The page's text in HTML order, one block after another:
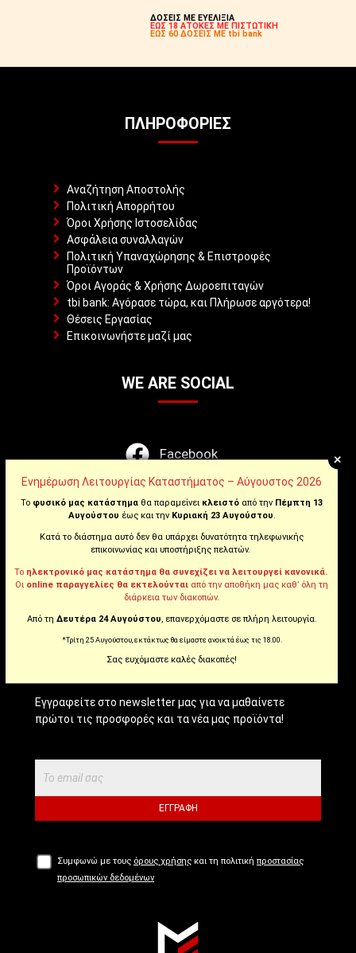
ΔΟΣΕΙΣ ΜΕ ΕΥΕΛΙΞΙΑ
ΕΩΣ 18 ΑΤΟΚΕΣ ΜΕ ΠΙΣΤΩΤΙΚΗ
ΕΩΣ 60 ΔΟΣΕΙΣ ΜΕ tbi bank
ΠΛΗΡΟΦΟΡΊΕΣ
Αναζήτηση Αποστολής
Πολιτική Απορρήτου
Όροι Χρήσης Ιστοσελίδας
Ασφάλεια συναλλαγών
Πολιτική Υπαναχώρησης & Επιστροφές
Προϊόντων
Όροι Αγοράς & Χρήσης Δωροεπιταγών
tbi bank: Αγόρασε τώρα, και Πλήρωσε αργότερα!
Θέσεις Εργασίας
Επικοινωνήστε μαζί μας
WE ARE SOCIAL
Facebook
Instagram
Youtube
Tiktok
NEWSLETTER!
Εγγραφείτε στο newsletter μας για να μαθαίνετε
πρώτοι τις προσφορές και τα νέα μας προϊόντα!
ΕΓΓΡΑΦΉ
Συμφωνώ με τους όρους χρήσης και τη πολιτική προστασίας
προσωπικών δεδομένων
+
Ενημέρωση Λειτουργίας Καταστήματος – Αύγουστος 2026
Το φυσικό μας κατάστημα θα παραμείνει κλειστό από την Πέμπτη 13
Αυγούστου έως και τηνΚυριακή 23 Αυγούστου.
Κατά το διάστημα αυτό δεν θα υπάρχει δυνατότητα τηλεφωνικής
επικοινωνίας και υποστήριξης πελατών.
Το ηλεκτρονικό μας κατάστημα θα συνεχίζει να λειτουργεί κανονικά.
Οι online παραγγελίες θα εκτελούνται από την αποθήκη μας καθ’ όλη τη
διάρκεια των διακοπών.
Από τη Δευτέρα 24 Αυγούστου, επανερχόμαστε σε πλήρη λειτουργία.
*Τρίτη 25 Αυγούστου, εκτάκτως θα είμαστε ανοικτά έως τις 18:00.
Σας ευχόμαστε καλές διακοπές!